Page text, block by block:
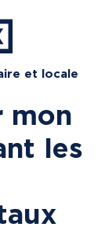
et locale
mon
les